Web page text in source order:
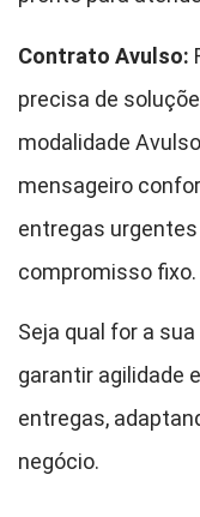
Contrato Avulso:
precisa de
modalidade
mensageiro
entregas
compromisso fixo.
Seja qual for a
garantir agilidade
entregas,
negócio.